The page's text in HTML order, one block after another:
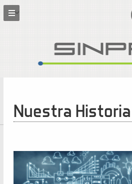
Nuestra Historia